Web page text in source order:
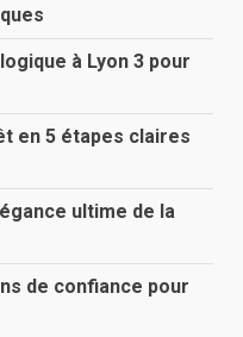
à Lyon 3 pour
en 5 étapes claires
ultime de la
de confiance pour